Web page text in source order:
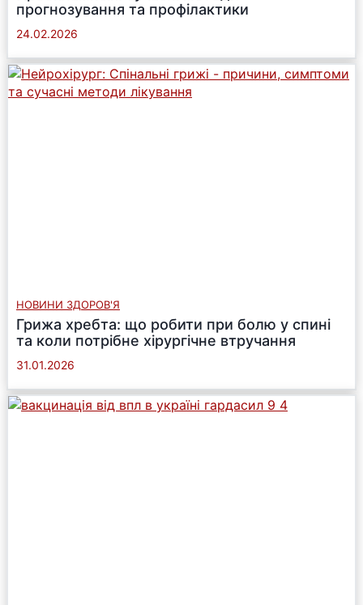
прогнозування та профілактики
24.02.2026
НОВИНИ ЗДОРОВ'Я
Грижа хребта: що робити при болю у спині
та коли потрібне хірургічне втручання
31.01.2026